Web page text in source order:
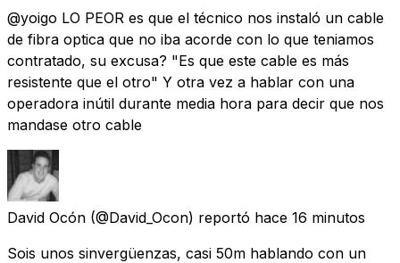
@yoigo LO PEOR es que el técnico nos instaló un cable
de fibra optica que no iba acorde con lo que teniamos
contratado, su excusa? "Es que este cable es más
resistente que el otro" Y otra vez a hablar con una
operadora inútil durante media hora para decir que nos
mandase otro cable
David Ocón (@David_Ocon) reportó hace 16 minutos
Sois unos sinvergüenzas, casi 50m hablando con un